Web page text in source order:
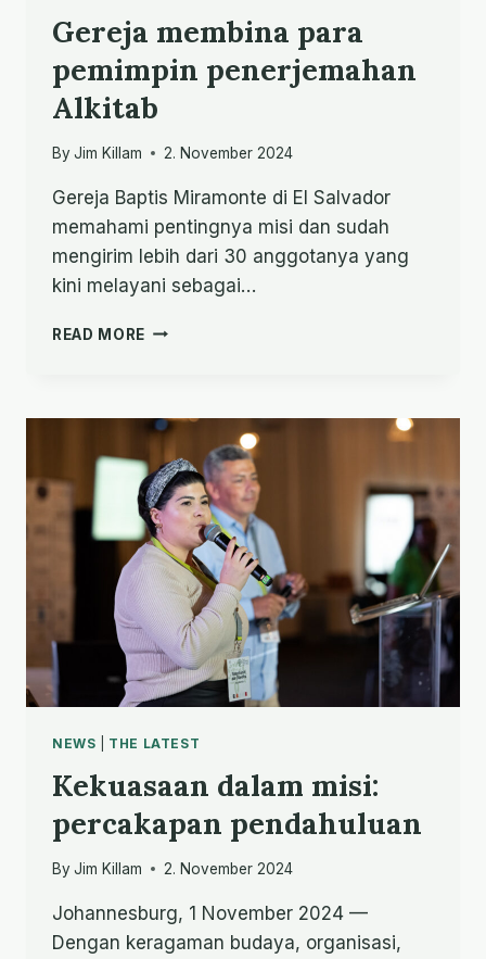
Gereja membina para
pemimpin penerjemahan
Alkitab
By Jim Killam 2. November 2024
Gereja Baptis Miramonte di El Salvador
memahami pentingnya misi dan sudah
mengirim lebih dari 30 anggotanya yang
kini melayani sebagai…
READ MORE GEREJA
PENERJEMAHAN
ALKITAB
NEWS THE LATEST
Kekuasaan dalam misi:
percakapan pendahuluan
By Jim Killam 2. November 2024
Johannesburg, 1 November 2024 —
Dengan keragaman budaya, organisasi,